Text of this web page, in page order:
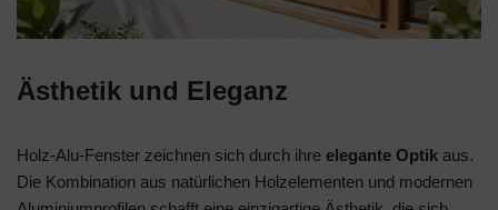
Ästhetik und Eleganz
Holz-Alu-Fenster zeichnen sich durch ihre elegante Optik aus.
Die Kombination aus natürlichen Holzelementen und modernen